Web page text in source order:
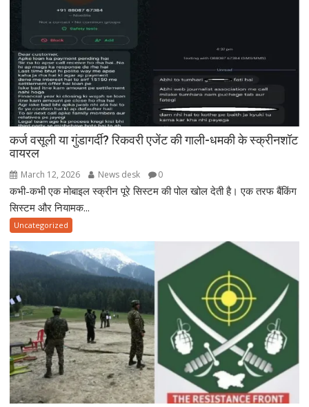
कर्ज वसूली या गुंडागर्दी? रिकवरी एजेंट की गाली-धमकी के स्क्रीनशॉट
वायरल
March 12, 2026 News desk 0
कभी-कभी एक मोबाइल स्क्रीन पूरे सिस्टम की पोल खोल देती है। एक तरफ बैंकिंग
सिस्टम और नियामक...
Uncategorized